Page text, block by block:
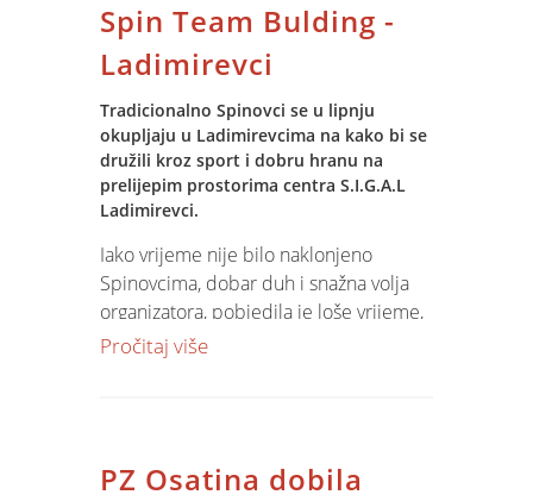
Ivan a mlade snage Mut, Dario, Dejan,
Krešo, Tomislav ni u čemu nisu
zaostajali - dapače.... u svemu su bili
vrlo dobri.
Uz sve brodske obveze uspješno su
obavljani i profesionalni zadaci -
koristeći GSM UMTS komunikaciju
neprestano smo bili u kontaktu s našim
korisnicima i on line supportirali
projekte i instalacije.
Spin Team Bulding -
Ladimirevci
Tradicionalno Spinovci se u lipnju
okupljaju u Ladimirevcima na kako bi se
družili kroz sport i dobru hranu na
prelijepim prostorima centra S.I.G.A.L
Ladimirevci.
Iako vrijeme nije bilo naklonjeno
Spinovcima, dobar duh i snažna volja
organizatora, pobjedila je loše vrijeme,
hladnoću i opušten provod nije izostao.
pohvalu.
Pročitaj više
PZ Osatina dobila